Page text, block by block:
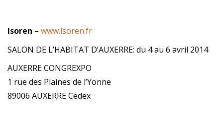
Isoren – www.isoren.fr
SALON DE L’HABITAT D’AUXERRE: du 4 au 6 avril 2014
AUXERRE CONGREXPO
1 rue des Plaines de l’Yonne
89006 AUXERRE Cedex